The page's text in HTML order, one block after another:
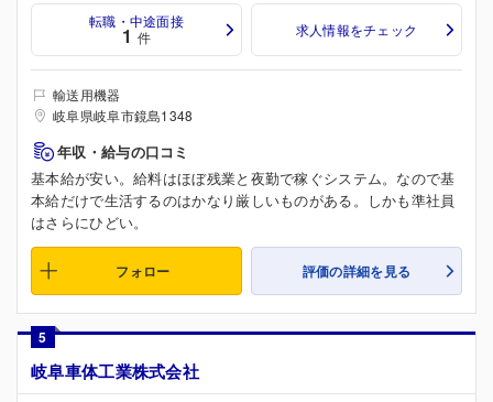
転職・中途面接
1 件 求人情報をチェック
輸送用機器
岐阜県岐阜市鏡島1348
年収・給与の口コミ
基本給が安い。給料はほぼ残業と夜勤で稼ぐシステム。なので基
本給だけで生活するのはかなり厳しいものがある。しかも準社員
はさらにひどい。
フォロー 評価の詳細を見る
5
岐阜車体工業株式会社